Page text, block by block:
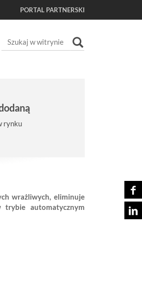
PORTAL PARTNERSKI
Szukaj
rynku
wrażliwych, eliminuje
automatycznym